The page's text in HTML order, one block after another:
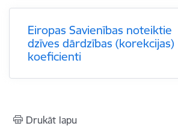
Eiropas Savienības noteiktie
dzīves dārdzības (korekcijas)
koeficienti
Drukāt lapu